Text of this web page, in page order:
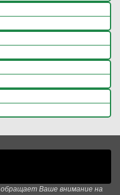
обращает Ваше внимание на